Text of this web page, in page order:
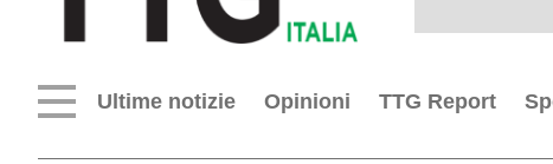
Ultime notizie Opinioni TTG Report